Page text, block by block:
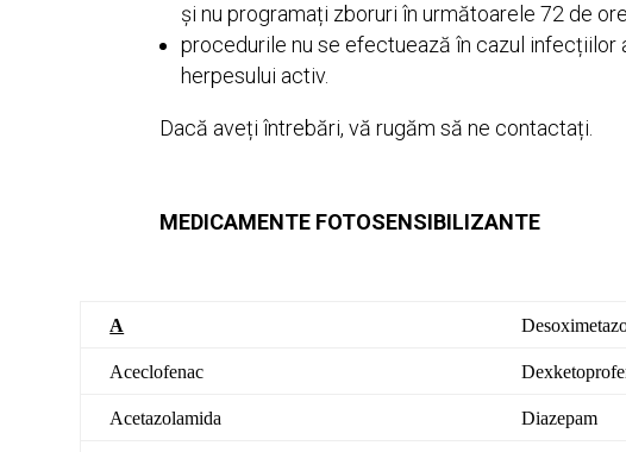
și nu programați zboruri în următoarele 72 de
procedurile nu se efectuează în cazul infecțiilor
herpesului activ.
Dacă aveți întrebări, vă rugăm să ne contactați.
MEDICAMENTE FOTOSENSIBILIZANTE
A
Aceclofenac
Acetazolamida Diazepam